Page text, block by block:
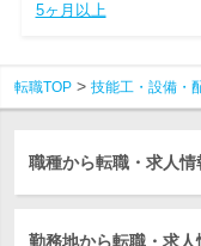
5ヶ月以上
転職TOP 技能工・設備・
職種から転職・求人情
勤務地から転職・求人